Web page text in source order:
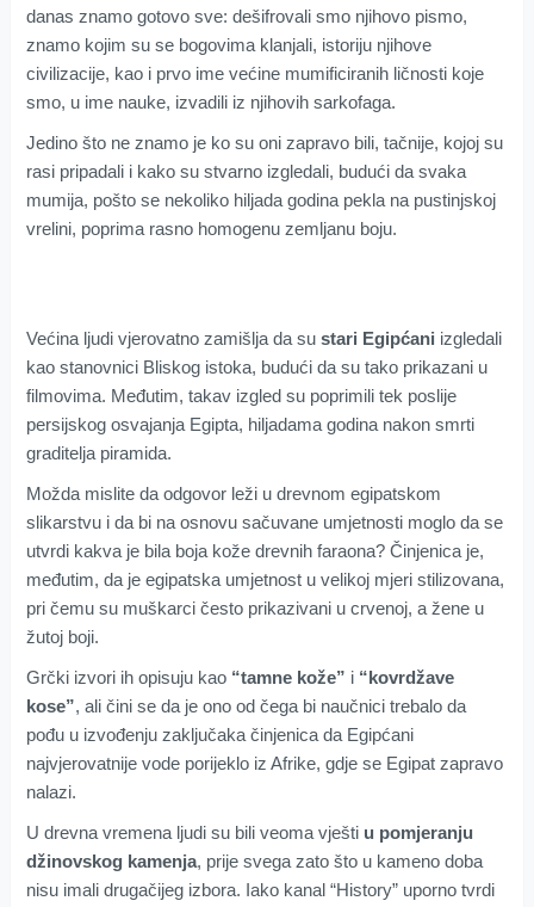
danas znamo gotovo sve: dešifrovali smo njihovo pismo,
znamo kojim su se bogovima klanjali, istoriju njihove
civilizacije, kao i prvo ime većine mumificiranih ličnosti koje
smo, u ime nauke, izvadili iz njihovih sarkofaga.
Jedino što ne znamo je ko su oni zapravo bili, tačnije, kojoj su
rasi pripadali i kako su stvarno izgledali, budući da svaka
mumija, pošto se nekoliko hiljada godina pekla na pustinjskoj
vrelini, poprima rasno homogenu zemljanu boju.
Većina ljudi vjerovatno zamišlja da su stari Egipćani izgledali
kao stanovnici Bliskog istoka, budući da su tako prikazani u
filmovima. Međutim, takav izgled su poprimili tek poslije
persijskog osvajanja Egipta, hiljadama godina nakon smrti
graditelja piramida.
Možda mislite da odgovor leži u drevnom egipatskom
slikarstvu i da bi na osnovu sačuvane umjetnosti moglo da se
utvrdi kakva je bila boja kože drevnih faraona? Činjenica je,
međutim, da je egipatska umjetnost u velikoj mjeri stilizovana,
pri čemu su muškarci često prikazivani u crvenoj, a žene u
žutoj boji.
Grčki izvori ih opisuju kao “tamne kože” i “kovrdžave
kose”, ali čini se da je ono od čega bi naučnici trebalo da
pođu u izvođenju zaključaka činjenica da Egipćani
najvjerovatnije vode porijeklo iz Afrike, gdje se Egipat zapravo
nalazi.
U drevna vremena ljudi su bili veoma vješti u pomjeranju
džinovskog kamenja, prije svega zato što u kameno doba
nisu imali drugačijeg izbora. Iako kanal “History” uporno tvrdi